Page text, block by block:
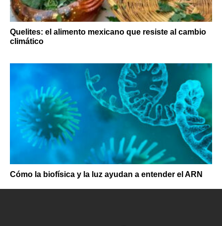
Quelites: el alimento mexicano que resiste al cambio
climático
Cómo la biofísica y la luz ayudan a entender el ARN